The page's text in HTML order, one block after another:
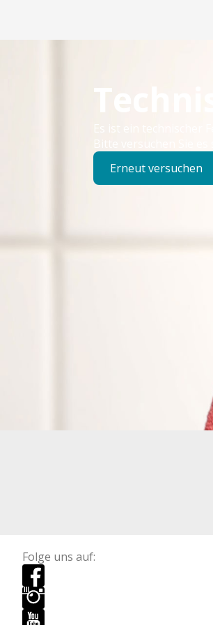
Es ist ein technischer
Bitte versuchen Sie es
Erneut versuchen
Folge uns auf: